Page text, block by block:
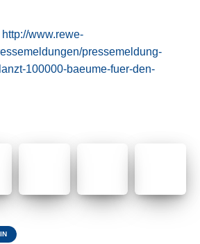
http://www.rewe-
pressemeldung-
100000-baeume-fuer-den-